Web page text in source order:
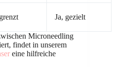
Ja, gezielt
Microneedling
findet in unserem
eine hilfreiche